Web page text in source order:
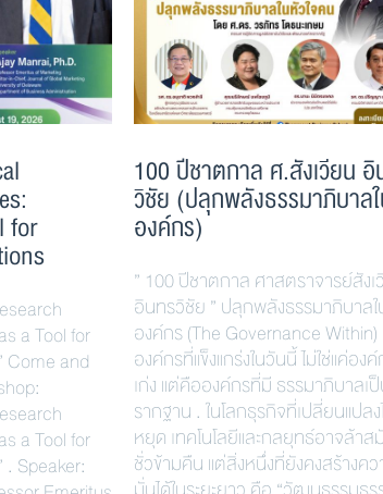
for
a Tool for
Come and
a Tool for
Speaker:
100 ปีชาตกาล ศ.สังเวียน
วิชัย (ปลุกพลังธรรมาภิบาล
องค์กร)
” 100 ปีชาตกาล ศาสตราจารย์สัง
อินทรวิชัย ” ปลุกพลังธรรมาภิบาล
องค์กร (The Governance Within)
องค์กรที่แข็งแกร่งในวันนี้ ไม่ใช่แค่อง
เก่ง แต่คือองค์กรที่มี ธรรมาภิบาลเ
รากฐาน . ในโลกธุรกิจที่เปลี่ยนแปล
หยุด เทคโนโลยีและกลยุทธ์อาจล้าส
ชั่วข้ามคืน แต่สิ่งหนึ่งที่ยังคงสร้างคว